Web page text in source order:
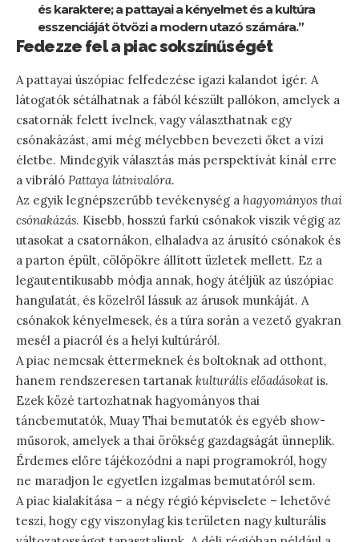
és karaktere; a pattayai a kényelmet és a kultúra
esszenciáját ötvözi a modern utazó számára.”
Fedezze fel a piac sokszínűségét
A pattayai úszópiac felfedezése igazi kalandot ígér. A
látogatók sétálhatnak a fából készült pallókon, amelyek a
csatornák felett ívelnek, vagy választhatnak egy
csónakázást, ami még mélyebben bevezeti őket a vízi
életbe. Mindegyik választás más perspektívát kínál erre
a vibráló Pattaya látnivalóra.
Az egyik legnépszerűbb tevékenység a hagyományos thai
csónakázás. Kisebb, hosszú farkú csónakok viszik végig az
utasokat a csatornákon, elhaladva az árusító csónakok és
a parton épült, cölöpökre állított üzletek mellett. Ez a
legautentikusabb módja annak, hogy átéljük az úszópiac
hangulatát, és közelről lássuk az árusok munkáját. A
csónakok kényelmesek, és a túra során a vezető gyakran
mesél a piacról és a helyi kultúráról.
A piac nemcsak éttermeknek és boltoknak ad otthont,
hanem rendszeresen tartanak kulturális előadásokatis.
Ezek közé tartozhatnak hagyományos thai
táncbemutatók, Muay Thai bemutatók és egyéb show-
műsorok, amelyek a thai örökség gazdagságát ünneplik.
Érdemes előre tájékozódni a napi programokról, hogy
ne maradjon le egyetlen izgalmas bemutatóról sem.
A piac kialakítása – a négy régió képviselete – lehetővé
teszi, hogy egy viszonylag kis területen nagy kulturális